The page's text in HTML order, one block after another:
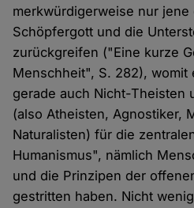
merkwürdigerweise nur
Schöpfergott und die
zurückgreifen ("Eine kurze
Menschheit", S. 282), womit
gerade auch Nicht-Theisten
(also Atheisten, Agnostiker,
Naturalisten) für die
Humanismus", nämlich
und die Prinzipen der
gestritten haben. Nicht